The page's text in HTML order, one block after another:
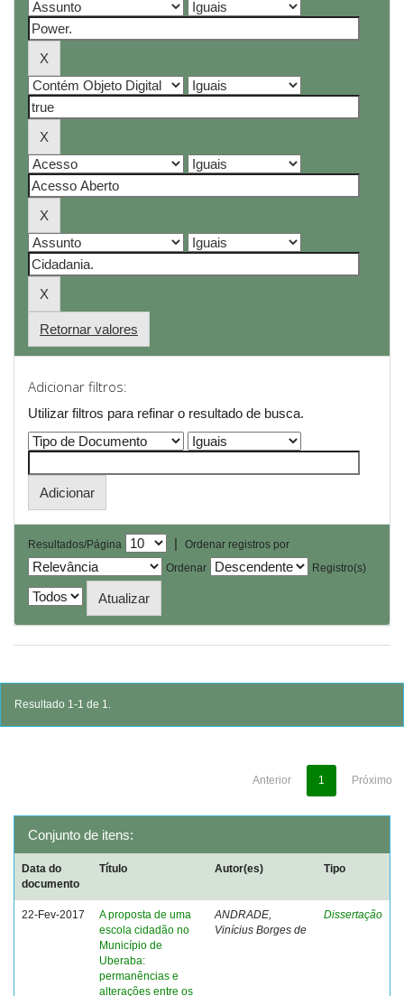
Retornar valores
Adicionar filtros:
Utilizar filtros para refinar o resultado de busca.
Resultados/Página |
Ordenar registros por
Ordenar
Registro(s)
Resultado 1-1 de 1.
Anterior 1 Próximo
Conjunto de itens:
Data do
documento
Título Autor(es) Tipo
22-Fev-2017
A proposta de uma
escola cidadão no
Município de
Uberaba:
permanências e
alterações entre os
ANDRADE,
Vinícius Borges de
Dissertação